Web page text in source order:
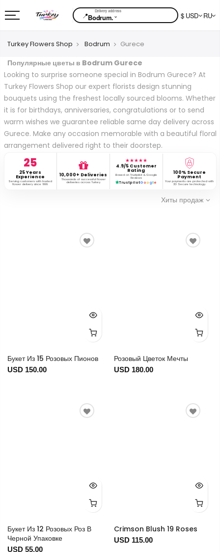
📍Bodrum.⌄ $ USD RU
Turkey Flowers Shop Bodrum Gurece
Популярные цветы в Bodrum Gurece
Looking to surprise someone special in Bodrum Gurece? At
Turkey Flowers Shop our expert florists design stunning
bouquets using the freshest locally sourced blooms. Whether
it is for birthdays, anniversaries, congratulations or to send
warm wishes we guarantee reliable same day delivery across
Gurece. Make any occasion memorable with a beautiful floral
arrangement delivered right to their doorstep.
25
25 Years
Experience
Serving customers with trusted
flower delivery since 1999.
10,000+ Deliveries
Thousands of successful flower
deliveries across Turkey.
★★★★★
4.9/5 Customer
Rating
Based on Trustpilot & Google
Reviews
TrustpilotG o o g l e
100% Secure
Payment
Your payments are protected with
3D Secure technology.
Хиты продаж
Букет Из 15 Розовых Пионов
USD 150.00
Розовый Цветок Мечты
USD 180.00
Букет Из 12 Розовых Роз В
Черной Упаковке
USD 55.00
Crimson Blush 19 Roses
USD 115.00